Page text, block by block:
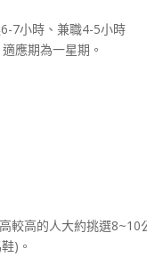
7小時、兼職4-5小時
應期為一星期。
較高的人大約挑選8~10
)。